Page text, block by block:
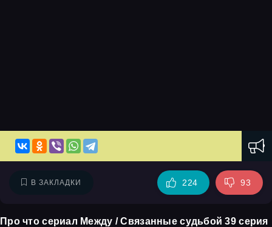
В ЗАКЛАДКИ 224 93
Про что сериал Между / Связанные судьбой 39 серия